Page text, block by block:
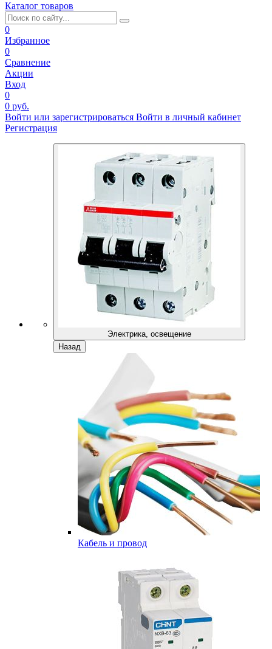
Каталог товаров
0
Избранное
0
Сравнение
Акции
Вход
0
0 руб.
Войти или зарегистрироваться Войти в личный кабинет
Регистрация
Электрика, освещение
Назад
Кабель и провод